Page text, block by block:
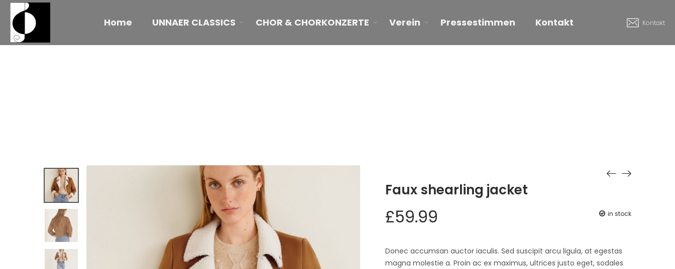
Home UNNAER CLASSICS CHOR & CHORKONZERTE Verein Pressestimmen Kontakt Kontakt
Faux shearling jacket
in stock
£59.99
Donec accumsan auctor iaculis. Sed suscipit arcu ligula, at egestas
magna molestie a. Proin ac ex maximus, ultrices justo eget, sodales